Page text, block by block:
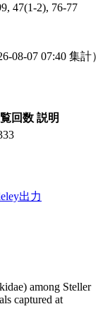
47(1-2), 76-77
08-07 07:40 集計）
回数 説明
出力
among Steller
captured at